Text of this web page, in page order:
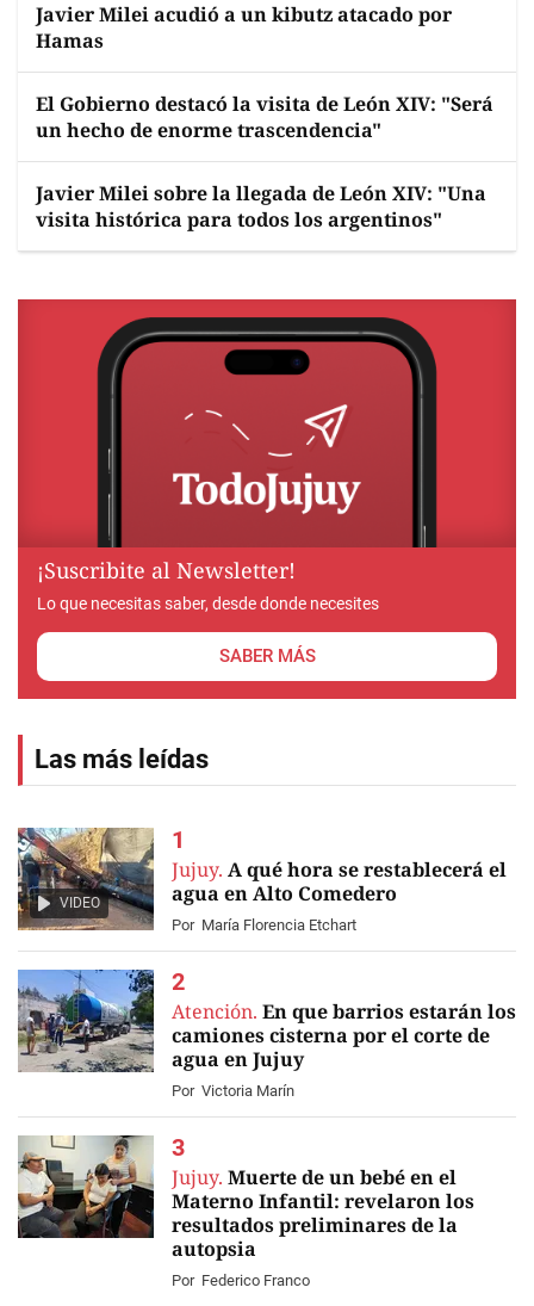
Javier Milei acudió a un kibutz atacado por
Hamas
El Gobierno destacó la visita de León XIV: "Será
un hecho de enorme trascendencia"
Javier Milei sobre la llegada de León XIV: "Una
visita histórica para todos los argentinos"
¡Suscribite al Newsletter!
Lo que necesitas saber, desde donde necesites
SABER MÁS
Las más leídas
VIDEO
Jujuy. A qué hora se restablecerá el
agua en Alto Comedero
Por María Florencia Etchart
Atención. En que barrios estarán los
camiones cisterna por el corte de
agua en Jujuy
Por Victoria Marín
Jujuy. Muerte de un bebé en el
Materno Infantil: revelaron los
resultados preliminares de la
autopsia
Por Federico Franco